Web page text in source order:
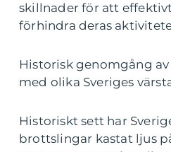
skillnader för att
förhindra deras
Historisk genomgång
med olika Sveriges
Historiskt sett har
brottslingar kastat ljus